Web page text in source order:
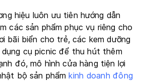
hiệu luôn ưu tiên hướng dẫn
các sản phẩm phục vụ riêng cho
bãi biển cho trẻ, các kem dưỡng
cụ picnic để thu hút thêm
đó, mô hình cửa hàng tiện lợi
bộ sản phẩmkinh doanh đông